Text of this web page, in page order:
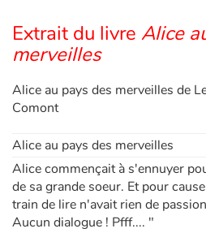
Extrait du livre Alice
merveilles
Alice au pays des merveilles de
Comont
Alice au pays des merveilles
Alice commençait à s'ennuyer
de sa grande soeur. Et pour
train de lire n'avait rien de
Aucun dialogue ! Pfff.... "